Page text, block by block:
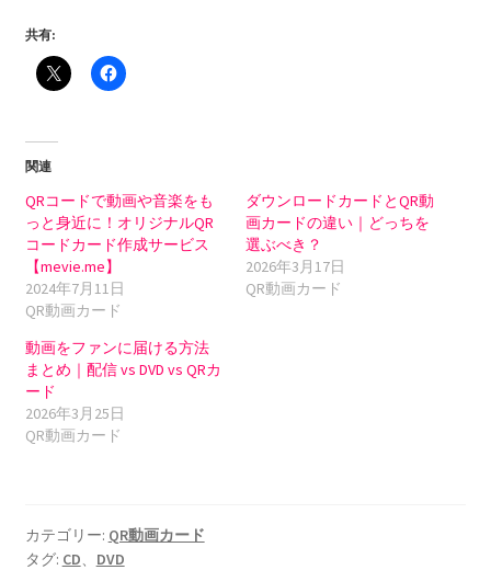
共有:
関連
QRコードで動画や音楽をも
っと身近に！オリジナルQR
コードカード作成サービス
【mevie.me】
2024年7月11日
QR動画カード
ダウンロードカードとQR動
画カードの違い｜どっちを
選ぶべき？
2026年3月17日
QR動画カード
動画をファンに届ける方法
まとめ｜配信 vs DVD vs QRカ
ード
2026年3月25日
QR動画カード
カテゴリー: QR動画カード
タグ: CD、 DVD